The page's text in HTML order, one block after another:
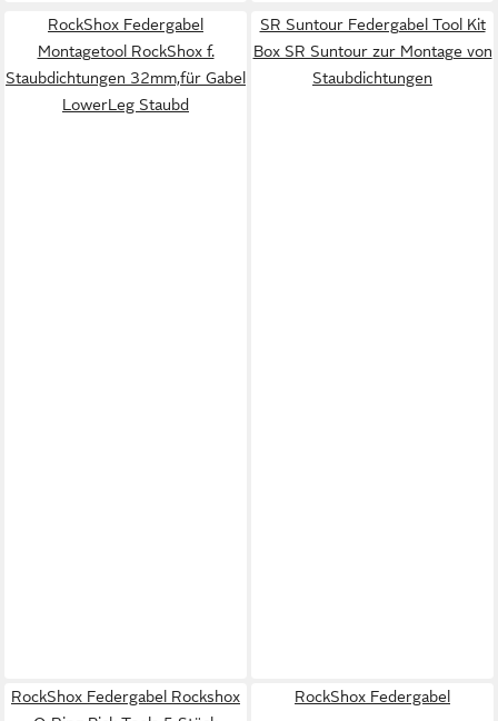
RockShox Federgabel
Montagetool RockShox f.
Staubdichtungen 32mm,für Gabel
LowerLeg Staubd
SR Suntour Federgabel Tool Kit
Box SR Suntour zur Montage von
Staubdichtungen
RockShox Federgabel Rockshox
RockShox Federgabel